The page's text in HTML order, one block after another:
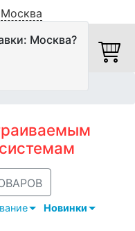
Москва
Москва?
Новинки